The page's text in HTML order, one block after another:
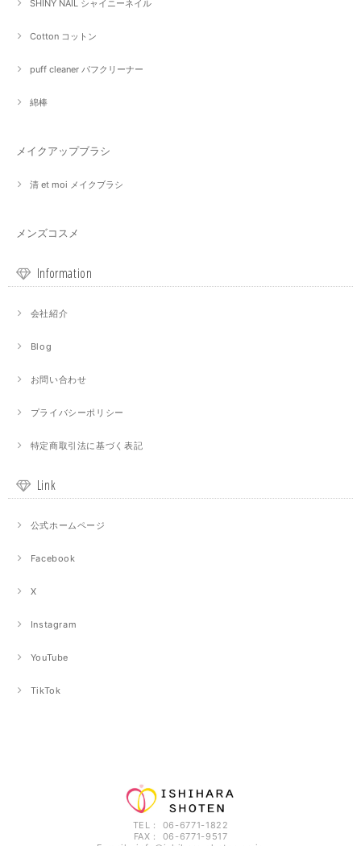
SHINY NAIL シャイニーネイル
Cotton コットン
puff cleaner パフクリーナー
綿棒
メイクアップブラシ
清 et moi メイクブラシ
メンズコスメ
Information
会社紹介
Blog
お問い合わせ
プライバシーポリシー
特定商取引法に基づく表記
Link
公式ホームページ
Facebook
X
Instagram
YouTube
TikTok
TEL： 06-6771-1822
FAX： 06-6771-9517